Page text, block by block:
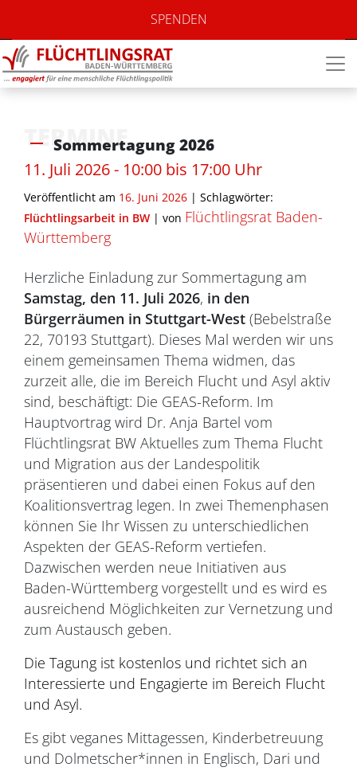
SPENDEN
TERMINE
Sommertagung 2026
11. Juli 2026 - 10:00 bis 17:00 Uhr
Veröffentlicht am 16. Juni 2026 | Schlagwörter:
Flüchtlingsarbeit in BW | von Flüchtlingsrat Baden-
Württemberg
Herzliche Einladung zur Sommertagung am
Samstag, den 11. Juli 2026, in den
Bürgerräumen in Stuttgart-West (Bebelstraße
22, 70193 Stuttgart). Dieses Mal werden wir uns
einem gemeinsamen Thema widmen, das
zurzeit alle, die im Bereich Flucht und Asyl aktiv
sind, beschäftigt: Die GEAS-Reform. Im
Hauptvortrag wird Dr. Anja Bartel vom
Flüchtlingsrat BW Aktuelles zum Thema Flucht
und Migration aus der Landespolitik
präsentieren und dabei einen Fokus auf den
Koalitionsvertrag legen. In zwei Themenphasen
können Sie Ihr Wissen zu unterschiedlichen
Aspekten der GEAS-Reform vertiefen.
Dazwischen werden neue Initiativen aus
Baden-Württemberg vorgestellt und es wird es
ausreichend Möglichkeiten zur Vernetzung und
zum Austausch geben.
Die Tagung ist kostenlos und richtet sich an
Interessierte und Engagierte im Bereich Flucht
und Asyl.
Es gibt veganes Mittagessen, Kinderbetreuung
und Dolmetscher*innen in Englisch, Dari und